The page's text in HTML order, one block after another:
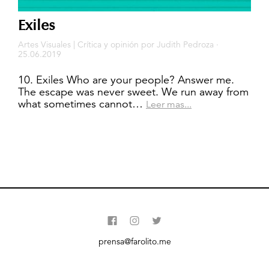
Exiles
Artes Visuales | Crítica y opinión por Judith Pedroza ·
25.06.2019
10. Exiles Who are your people? Answer me.
The escape was never sweet. We run away from
what sometimes cannot… Leer mas...
prensa@farolito.me